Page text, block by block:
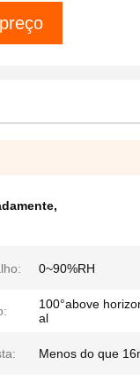
,
0~90%RH
100°above
al
Menos do que